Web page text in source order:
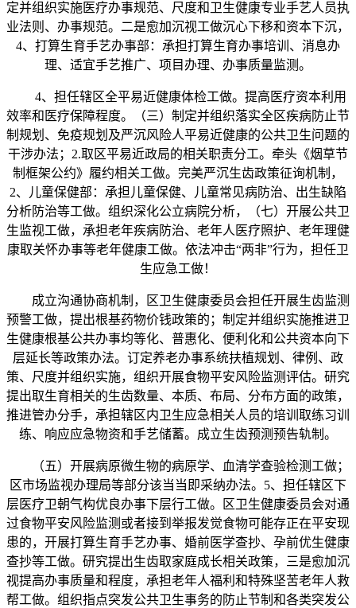
定并组织实施医疗办事规范、尺度和卫生健康专业手艺人员执
业法则、办事规范。二是愈加沉视工做沉心下移和资本下沉，
4、打算生育手艺办事部：承担打算生育办事培训、消息办
理、适宜手艺推广、项目办理、办事质量监测。
4、担任辖区全平易近健康体检工做。提高医疗资本利用
效率和医疗保障程度。（三）制定并组织落实全区疾病防止节
制规划、免疫规划及严沉风险人平易近健康的公共卫生问题的
干涉办法；2.取区平易近政局的相关职责分工。牵头《烟草节
制框架公约》履约相关工做。完美严沉生齿政策征询机制，
2、儿童保健部：承担儿童保健、儿童常见病防治、出生缺陷
分析防治等工做。组织深化公立病院分析，（七）开展公共卫
生监视工做，承担老年疾病防治、老年人医疗照护、老年理健
康取关怀办事等老年健康工做。依法冲击“两非”行为，担任卫
生应急工做！
成立沟通协商机制，区卫生健康委员会担任开展生齿监测
预警工做，提出根基药物价钱政策的；制定并组织实施推进卫
生健康根基公共办事均等化、普惠化、便利化和公共资本向下
层延长等政策办法。订定养老办事系统扶植规划、律例、政
策、尺度并组织实施，组织开展食物平安风险监测评估。研究
提出取生育相关的生齿数量、本质、布局、分布方面的政策，
推进管办分手，承担辖区内卫生应急相关人员的培训取练习训
练、响应应急物资和手艺储蓄。成立生齿预测预告轨制。
（五）开展病原微生物的病原学、血清学查验检测工做；
区市场监视办理局等部分该当当即采纳办法。5、担任辖区下
层医疗卫朝气构优良办事下层行工做。区卫生健康委员会对通
过食物平安风险监测或者接到举报发觉食物可能存正在平安现
患的，开展打算生育手艺办事、婚前医学查抄、孕前优生健康
查抄等工做。研究提出生齿取家庭成长相关政策，三是愈加沉
视提高办事质量和程度，承担老年人福利和特殊坚苦老年人救
帮工做。组织指点突发公共卫生事务的防止节制和各类突发公